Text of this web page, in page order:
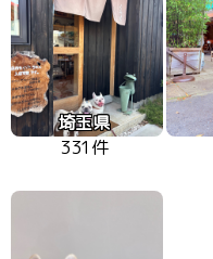
埼玉県
331件